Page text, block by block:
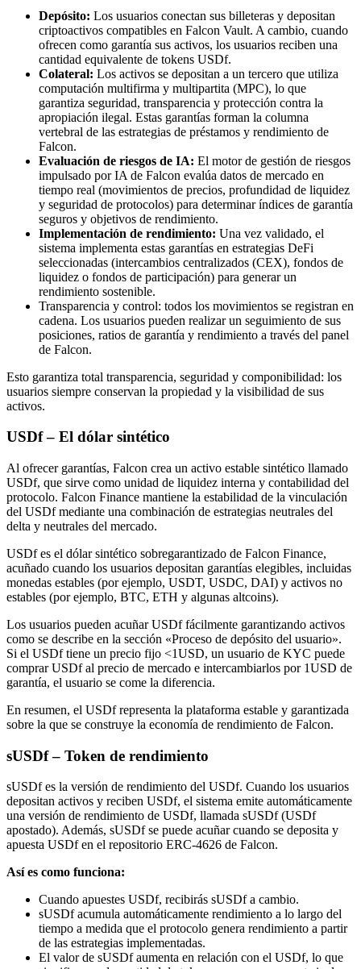
Depósito: Los usuarios conectan sus billeteras y depositan
criptoactivos compatibles en Falcon Vault. A cambio, cuando
ofrecen como garantía sus activos, los usuarios reciben una
cantidad equivalente de tokens USDf.
Colateral: Los activos se depositan a un tercero que utiliza
computación multifirma y multipartita (MPC), lo que
garantiza seguridad, transparencia y protección contra la
apropiación ilegal. Estas garantías forman la columna
vertebral de las estrategias de préstamos y rendimiento de
Falcon.
Evaluación de riesgos de IA: El motor de gestión de riesgos
impulsado por IA de Falcon evalúa datos de mercado en
tiempo real (movimientos de precios, profundidad de liquidez
y seguridad de protocolos) para determinar índices de garantía
seguros y objetivos de rendimiento.
Implementación de rendimiento: Una vez validado, el
sistema implementa estas garantías en estrategias DeFi
seleccionadas (intercambios centralizados (CEX), fondos de
liquidez o fondos de participación) para generar un
rendimiento sostenible.
Transparencia y control: todos los movimientos se registran en
cadena. Los usuarios pueden realizar un seguimiento de sus
posiciones, ratios de garantía y rendimiento a través del panel
de Falcon.
Esto garantiza total transparencia, seguridad y componibilidad: los
usuarios siempre conservan la propiedad y la visibilidad de sus
activos.
USDf – El dólar sintético
Al ofrecer garantías, Falcon crea un activo estable sintético llamado
USDf, que sirve como unidad de liquidez interna y contabilidad del
protocolo. Falcon Finance mantiene la estabilidad de la vinculación
del USDf mediante una combinación de estrategias neutrales del
delta y neutrales del mercado.
USDf es el dólar sintético sobregarantizado de Falcon Finance,
acuñado cuando los usuarios depositan garantías elegibles, incluidas
monedas estables (por ejemplo, USDT, USDC, DAI) y activos no
estables (por ejemplo, BTC, ETH y algunas altcoins).
Los usuarios pueden acuñar USDf fácilmente garantizando activos
como se describe en la sección «Proceso de depósito del usuario».
Si el USDf tiene un precio fijo <1USD, un usuario de KYC puede
comprar USDf al precio de mercado e intercambiarlos por 1USD de
garantía, el usuario se come la diferencia.
En resumen, el USDf representa la plataforma estable y garantizada
sobre la que se construye la economía de rendimiento de Falcon.
sUSDf – Token de rendimiento
sUSDf es la versión de rendimiento del USDf. Cuando los usuarios
depositan activos y reciben USDf, el sistema emite automáticamente
una versión de rendimiento de USDf, llamada sUSDf (USDf
apostado). Además, sUSDf se puede acuñar cuando se deposita y
apuesta USDf en el repositorio ERC-4626 de Falcon.
Así es como funciona:
Cuando apuestes USDf, recibirás sUSDf a cambio.
sUSDf acumula automáticamente rendimiento a lo largo del
tiempo a medida que el protocolo genera rendimiento a partir
de las estrategias implementadas.
El valor de sUSDf aumenta en relación con el USDf, lo que